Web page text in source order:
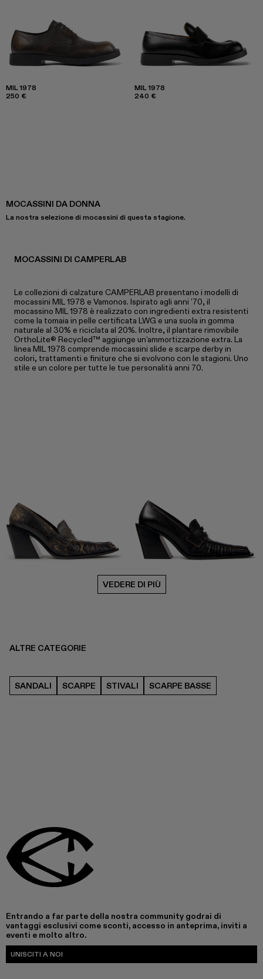
MIL 1978
250 €
MIL 1978
240 €
MOCASSINI DA DONNA
La nostra selezione di mocassini di questa stagione.
MOCASSINI DI CAMPERLAB
Le collezioni di calzature CAMPERLAB presentano i modelli di
mocassini MIL 1978 e Vamonos. Ispirato agli anni ’70, il
mocassino MIL 1978 è realizzato con ingredienti extra resistenti
come la tomaia in pelle certificata LWG e una suola in gomma
naturale al 30% e riciclata al 20%. Inoltre, il plantare rimovibile
OrthoLite® Recycled™ aggiunge un’ammortizzazione extra. La
linea MIL 1978 comprende mocassini slide e scarpe derby in
colori, trattamenti e finiture che si evolvono con le stagioni. Uno
stile e un colore per tutte le tue personalità anni 70.
VEDERE DI PIÙ
ALTRE CATEGORIE
SANDALI SCARPE STIVALI SCARPE BASSE
Entrando a far parte della nostra community godrai di
vantaggi esclusivi come sconti, accesso in anteprima, inviti a
eventi e molto altro.
UNISCITI A NOI